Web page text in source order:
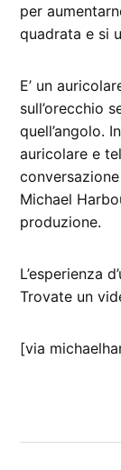
per
quadrata e si
E’ un
sull’orecchio
quell’angolo.
auricolare e
Michael
produzione.
L’esperienza
Trovate un
[via